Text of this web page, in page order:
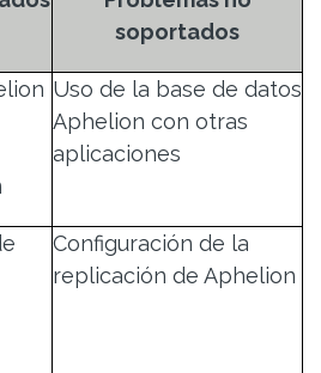
soportados
Uso de la base de datos
Aphelion con otras
aplicaciones
Configuración de la
replicación de Aphelion